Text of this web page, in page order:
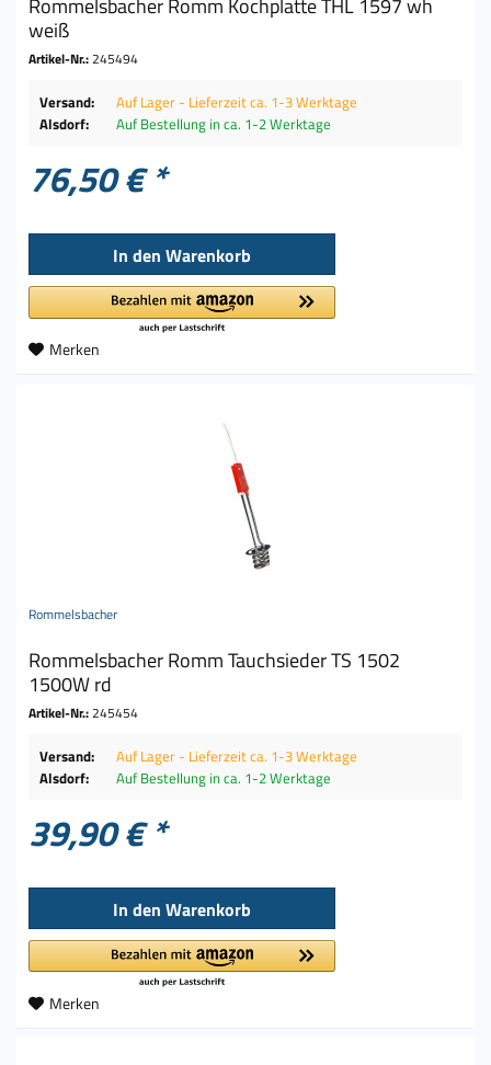
Rommelsbacher Romm Kochplatte THL 1597 wh
weiß
Artikel-Nr.:245494
Versand:
Auf Lager - Lieferzeit ca. 1-3 Werktage
Alsdorf:
Auf Bestellung in ca. 1-2 Werktage
76,50 € *
In den Warenkorb
Merken
Rommelsbacher
Rommelsbacher Romm Tauchsieder TS 1502
1500W rd
Artikel-Nr.:245454
Versand:
Auf Lager - Lieferzeit ca. 1-3 Werktage
Alsdorf:
Auf Bestellung in ca. 1-2 Werktage
39,90 € *
In den Warenkorb
Merken